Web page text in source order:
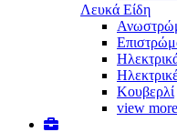
Λευκά Είδη
Κουβερλί
view more